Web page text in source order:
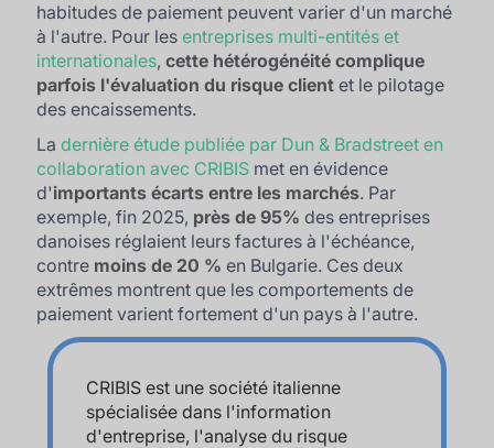
habitudes de paiement peuvent varier d'un marché
à l'autre. Pour lesentreprises multi-entités et
internationales,cette hétérogénéité complique
parfois l'évaluation du risque client et le pilotage
des encaissements.
Ladernière étude publiée par Dun & Bradstreet en
collaboration avec CRIBIS met en évidence
d'importants écarts entre les marchés. Par
exemple, fin 2025, près de 95% des entreprises
danoises réglaient leurs factures à l'échéance,
contre moins de 20 % en Bulgarie. Ces deux
extrêmes montrent que les comportements de
paiement varient fortement d'un pays à l'autre.
CRIBIS est une société italienne
spécialisée dans l'information
d'entreprise, l'analyse du risque